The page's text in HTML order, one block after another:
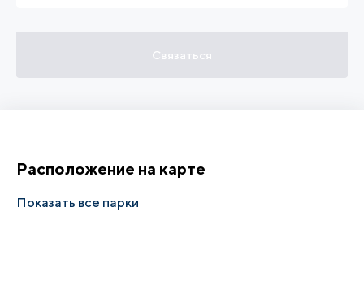
Связаться
Расположение на карте
Показать все парки